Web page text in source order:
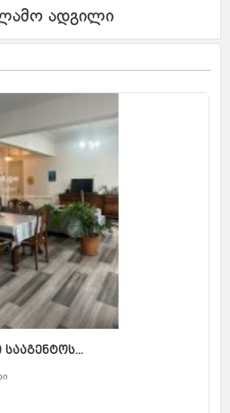
ადგილი